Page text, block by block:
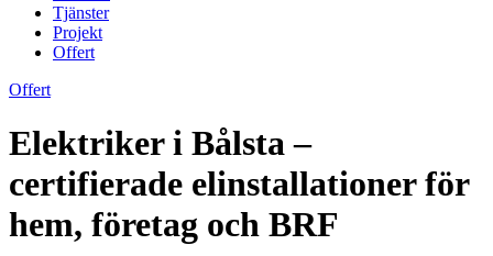
Tjänster
Projekt
Offert
Offert
Elektriker i Bålsta –
certifierade elinstallationer för
hem, företag och BRF